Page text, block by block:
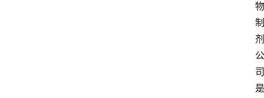
物
制
剂
公
司
是